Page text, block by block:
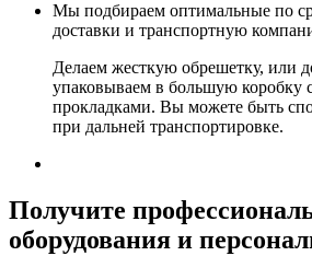
Мы подбираем оптимальные по
доставки и транспортную
Делаем жесткую обрешетку, или
упаковываем в большую коробку
прокладками. Вы можете быть
при дальней транспортировке.
Получите
оборудования и